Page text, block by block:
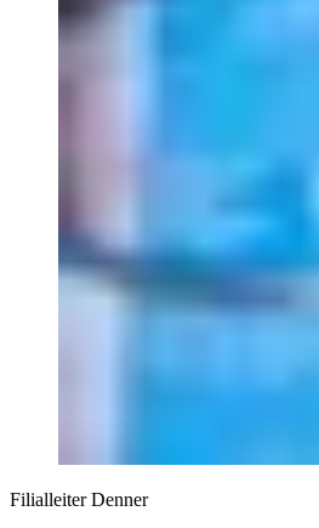
Filialleiter Denner